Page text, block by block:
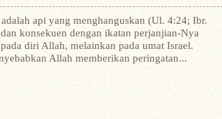
api yang menghanguskan (Ul. 4:24; Ibr.
konsekuen dengan ikatan perjanjian-Nya
diri Allah, melainkan pada umat Israel.
Allah memberikan peringatan...